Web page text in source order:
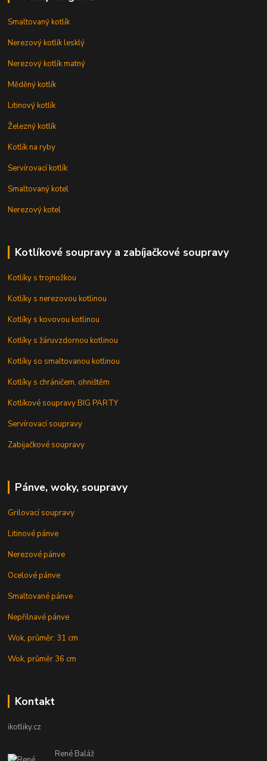
Smaltovaný kotlík
Nerezový kotlík lesklý
Nerezový kotlík matný
Měděný kotlík
Litinový kotlík
Železný kotlík
Kotlík na ryby
Servírovací kotlík
Smaltovaný kotel
Nerezový kotel
Kotlíkové soupravy a zabíjačkové soupravy
Kotlíky s trojnožkou
Kotlíky s nerezovou kotlinou
Kotlíky s kovovou kotlinou
Kotlíky s žáruvzdornou kotlinou
Kotlíky so smaltovanou kotlinou
Kotlíky s chráničem, ohništěm
Kotlíkové soupravy BIG PARTY
Servírovací soupravy
Zabijačkové soupravy
Pánve, woky, soupravy
Grilovací soupravy
Litinové pánve
Nerezové pánve
Ocelové pánve
Smaltované pánve
Nepřilnavé pánve
Wok, průměr: 31 cm
Wok, průměr 36 cm
Kontakt
ikotliky.cz
René Baláž